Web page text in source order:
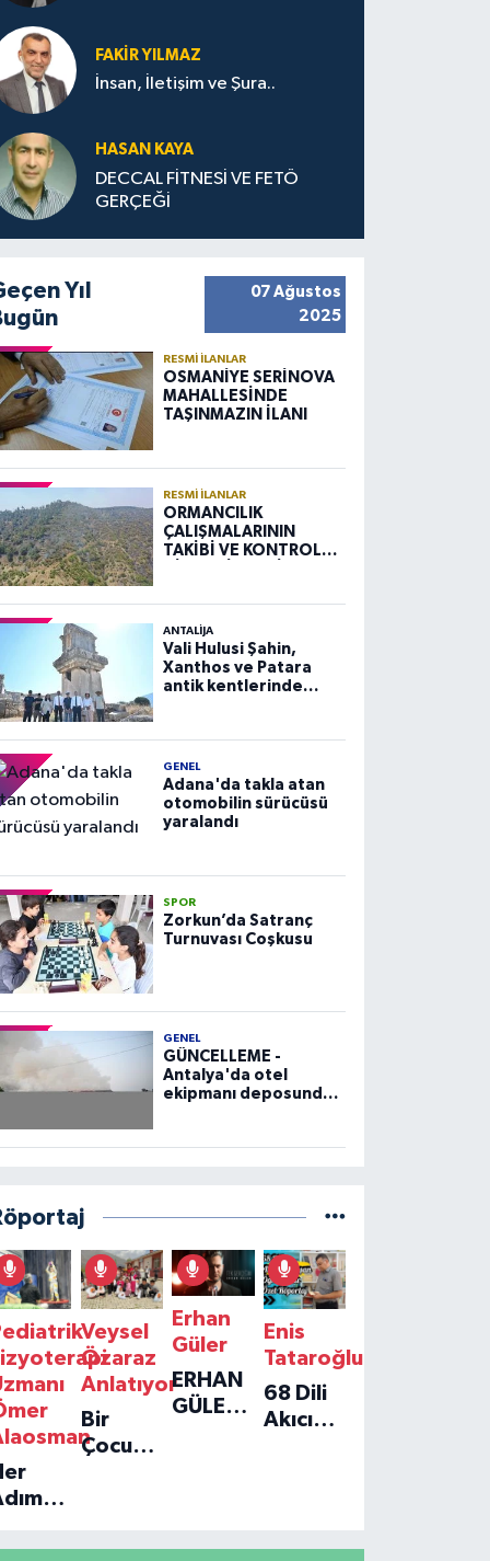
FAKIR YILMAZ
İnsan, İletişim ve Şura..
HASAN KAYA
DECCAL FİTNESİ VE FETÖ
GERÇEĞİ
Yıl
07 Ağustos
2025
RESMI İLANLAR
OSMANİYE SERİNOVA
MAHALLESİNDE
TAŞINMAZIN İLANI
RESMI İLANLAR
ORMANCILIK
ÇALIŞMALARININ
TAKİBİ VE KONTROLÜ
ANTALIJA
Vali Hulusi Şahin,
Xanthos ve Patara
antik kentlerinde
GENEL
Adana'da takla atan
otomobilin sürücüsü
yaralandı
SPOR
Zorkun’da Satranç
Turnuvası Coşkusu
GENEL
GÜNCELLEME -
Antalya'da otel
ekipmanı deposunda
Veysel
Özaraz
Anlatıyor
Bir
Çocuğun
Yolculuğu
Erhan
Güler
ERHAN
GÜLER'IN
Enis
Tataroğlu
68 Dili
Akıcı